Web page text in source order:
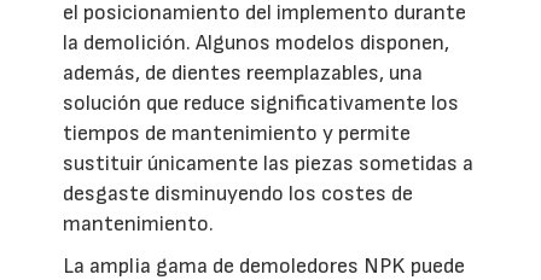
el posicionamiento del implemento durante
la demolición. Algunos modelos disponen,
además, de dientes reemplazables, una
solución que reduce significativamente los
tiempos de mantenimiento y permite
sustituir únicamente las piezas sometidas a
desgaste disminuyendo los costes de
mantenimiento.
La amplia gama de demoledores NPK puede